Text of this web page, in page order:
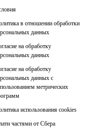
в отношении обработки
данных
на обработку
данных
на обработку
данных с
метрических
использования cookies
частями от Сбера